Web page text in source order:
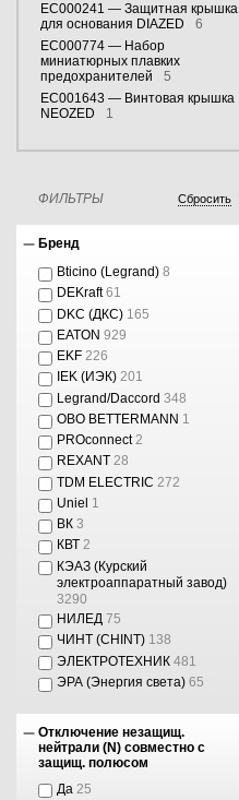
EC000241 — Защитная крышка
для основания DIAZED
6
EC000774 — Набор
миниатюрных плавких
предохранителей
5
EC001643 — Винтовая крышка
NEOZED
1
ФИЛЬТРЫ Сбросить
Бренд
Bticino (Legrand) 8
DEKraft61
DKC (ДКС) 165
EATON 929
EKF 226
IEK (ИЭК) 201
Legrand/Daccord 348
OBO BETTERMANN 1
PROconnect2
REXANT 28
TDM ELECTRIC 272
Uniel 1
ВК 3
КВТ 2
КЭАЗ (Курский
электроаппаратный завод)
3290
НИЛЕД 75
ЧИНТ (CHINT) 138
ЭЛЕКТРОТЕХНИК 481
ЭРА (Энергия света) 65
Отключение незащищ.
нейтрали (N) совместно с
защищ. полюсом
Да 25